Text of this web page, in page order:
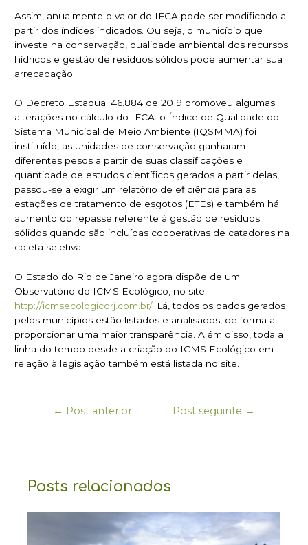
Assim, anualmente o valor do IFCA pode ser modificado a
partir dos índices indicados. Ou seja, o município que
investe na conservação, qualidade ambiental dos recursos
hídricos e gestão de resíduos sólidos pode aumentar sua
arrecadação.
O Decreto Estadual 46.884 de 2019 promoveu algumas
alterações no cálculo do IFCA: o Índice de Qualidade do
Sistema Municipal de Meio Ambiente (IQSMMA) foi
instituído, as unidades de conservação ganharam
diferentes pesos a partir de suas classificações e
quantidade de estudos científicos gerados a partir delas,
passou-se a exigir um relatório de eficiência para as
estações de tratamento de esgotos (ETEs) e também há
aumento do repasse referente à gestão de resíduos
sólidos quando são incluídas cooperativas de catadores na
coleta seletiva.
O Estado do Rio de Janeiro agora dispõe de um
Observatório do ICMS Ecológico, no site
http://icmsecologicorj.com.br/. Lá, todos os dados gerados
pelos municípios estão listados e analisados, de forma a
proporcionar uma maior transparência. Além disso, toda a
linha do tempo desde a criação do ICMS Ecológico em
relação à legislação também está listada no site.
← Post anterior Post seguinte →
Posts relacionados